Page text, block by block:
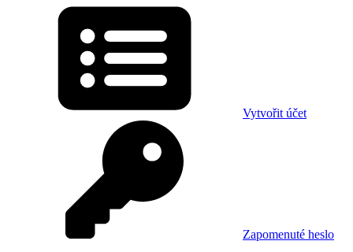
Vytvořit účet
Zapomenuté heslo